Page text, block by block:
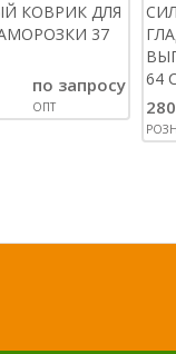
КОВРИК ДЛЯ
37
по запросу
ОПТ
64